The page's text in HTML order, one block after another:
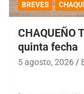
BREVES
CHAQUEÑO
quinta fecha
5 agosto, 2026